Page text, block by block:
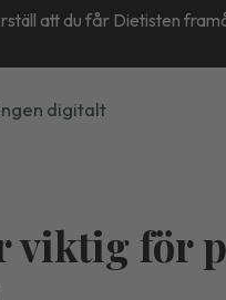
att du får Dietisten
digitalt
viktig för